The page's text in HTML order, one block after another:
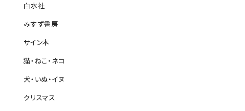
白水社
みすず書房
サイン本
猫・ねこ・ネコ
犬・いぬ・イヌ
クリスマス